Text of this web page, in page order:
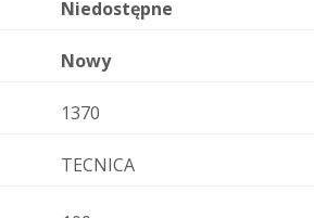
Niedostępne
Nowy
1370
TECNICA